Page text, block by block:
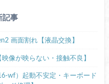
記事
画面割れ【液晶交換】
像が映らない・接触不良】
wf）起動不安定・キーボード